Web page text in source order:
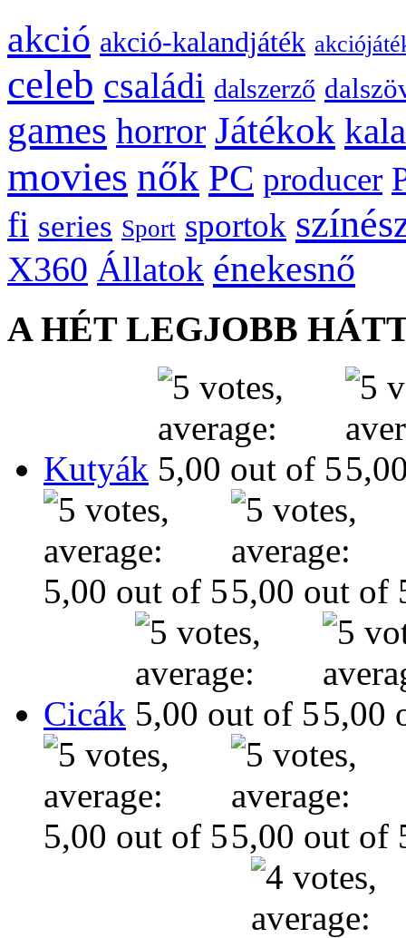
akció akció-kalandjáték
celeb családi dalszerző
games horror Játékok
movies nők PC producer
fi series Sport sportok
X360 Állatok énekesnő
A HÉT LEGJOBB
Kutyák
Cicák